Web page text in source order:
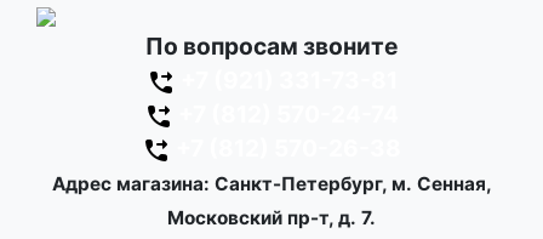
По вопросам звоните
Адрес магазина: Санкт-Петербург, м. Сенная,
Московский пр-т, д. 7.